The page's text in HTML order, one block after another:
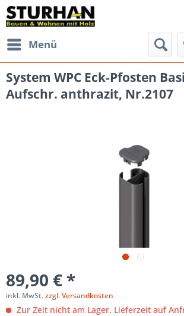
Menü
System WPC Eck-Pfosten
Aufschr. anthrazit, Nr.2107
89,90 € *
inkl. MwSt.zzgl. Versandkosten
Zur Zeit nicht am Lager. Lieferzeit auf